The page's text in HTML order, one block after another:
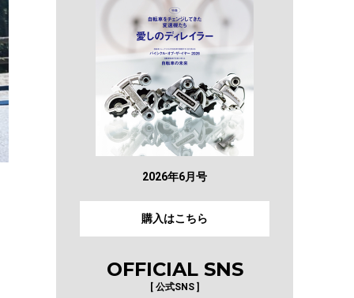
2026年6月号
購入はこちら
OFFICIAL SNS
[ 公式SNS ]